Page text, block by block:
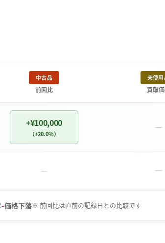
中古品
前回比
未使
買取
+¥100,000
（+20.0%） －
－ －
-価格下落※ 前回比は直前の記録日との比較です